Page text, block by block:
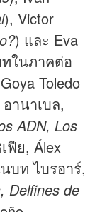
), Victor
) และ Eva
ในภาคต่อ
Toledo
านาเบล,
ADN, Los
ฟีย, Álex
บท ไบรอาร์,
Delfines de